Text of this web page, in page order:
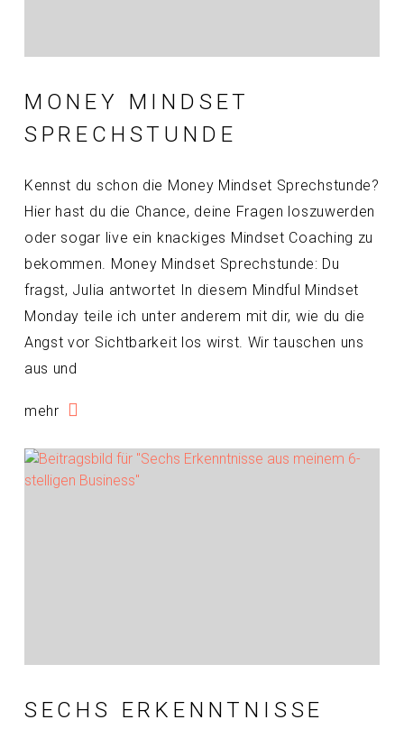
MONEY MINDSET
SPRECHSTUNDE
Kennst du schon die Money Mindset Sprechstunde?
Hier hast du die Chance, deine Fragen loszuwerden
oder sogar live ein knackiges Mindset Coaching zu
bekommen. Money Mindset Sprechstunde: Du
fragst, Julia antwortet In diesem Mindful Mindset
Monday teile ich unter anderem mit dir, wie du die
Angst vor Sichtbarkeit los wirst. Wir tauschen uns
aus und
mehr
SECHS ERKENNTNISSE